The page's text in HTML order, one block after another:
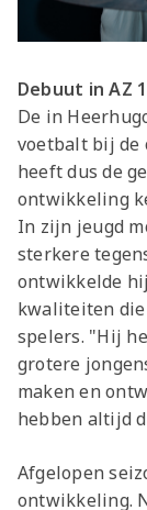
Debuut in AZ 1
De in
voetbalt bij de
heeft dus de
ontwikkeling
In zijn jeugd
sterkere
ontwikkelde
kwaliteiten die
spelers. "Hij
grotere
maken en
hebben altijd
Afgelopen
ontwikkeling.